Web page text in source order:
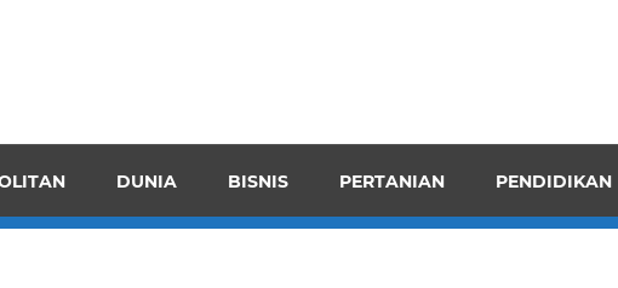
dan
DUNIA BISNIS PERTANIAN PENDIDIKAN